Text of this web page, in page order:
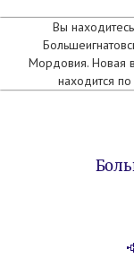
Вы
Мордовия. Новая
находится